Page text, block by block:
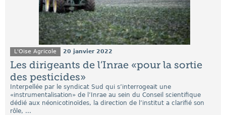
L'Oise Agricole 20 janvier 2022
Les dirigeants de l’Inrae «pour la sortie
des pesticides»
Interpellée par le syndicat Sud qui s’interrogeait une
«instrumentalisation» de l’Inrae au sein du Conseil scientifique
dédié aux néonicotinoïdes, la direction de l’institut a clarifié son
rôle, ...